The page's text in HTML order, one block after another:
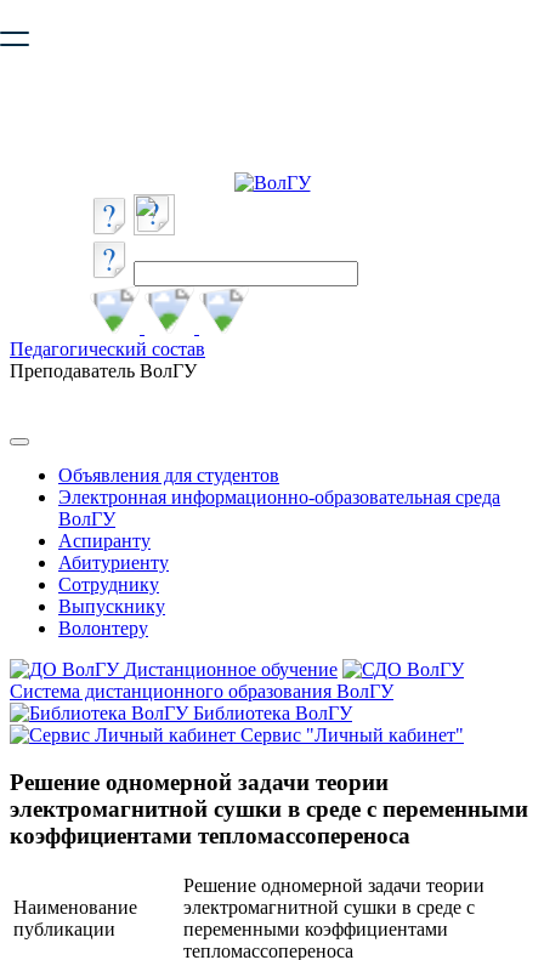
безопасную работу с сайтом. Пожалуйста
Педагогический состав
Преподаватель ВолГУ
Объявления для студентов
Электронная информационно-образовательная среда
ВолГУ
Аспиранту
Абитуриенту
Сотруднику
Выпускнику
Волонтеру
Дистанционное обучение
Система дистанционного образования ВолГУ
Библиотека ВолГУ
Сервис "Личный кабинет"
Решение одномерной задачи теории
электромагнитной сушки в среде с переменными
коэффициентами тепломассопереноса
Наименование
публикации
Решение одномерной задачи теории
электромагнитной сушки в среде с
переменными коэффициентами
тепломассопереноса